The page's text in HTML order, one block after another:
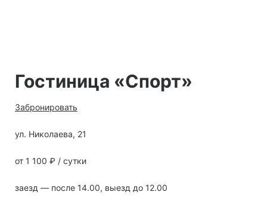
Гостиница «Спорт»
Забронировать
ул. Николаева, 21
от 1 100 ₽ / сутки
заезд — после 14.00, выезд до 12.00